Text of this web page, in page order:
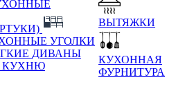
УГОЛКИ
ДИВАНЫ
КУХНЮ
ВЫТЯЖКИ
КУХОННАЯ
ФУРНИТУРА